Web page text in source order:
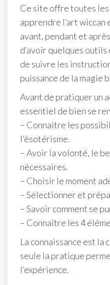
Ce site offre toutes
apprendre l’art wiccan
avant, pendant et
d’avoir quelques
de suivre les
puissance de la magie
Avant de pratiquer un
essentiel de bien se
– Connaitre les
l’ésotérisme.
– Avoir la volonté, le
nécessaires.
– Choisir le moment
– Sélectionner et
– Savoir comment se
– Connaître les 4
La connaissance est la
seule la pratique
l’expérience.